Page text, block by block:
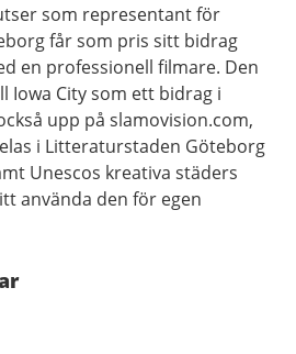
som representant för
får som pris sitt bidrag
en professionell filmare. Den
Iowa City som ett bidrag i
upp på slamovision.com,
i Litteraturstaden Göteborg
Unescos kreativa städers
använda den för egen